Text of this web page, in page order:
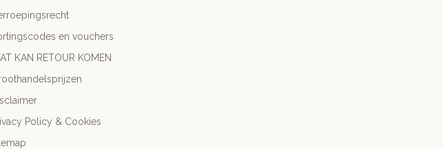
en vouchers
KAN RETOUR KOMEN
Policy & Cookies